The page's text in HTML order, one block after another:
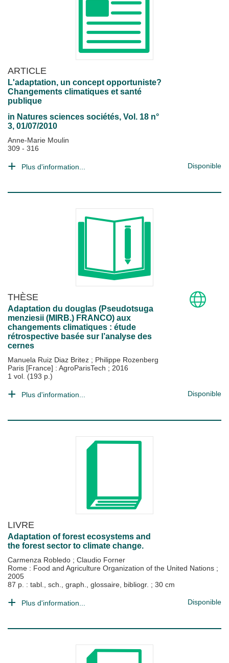
ARTICLE
L'adaptation, un concept opportuniste?
Changements climatiques et santé
publique
in Natures sciences sociétés, Vol. 18 n°
3, 01/07/2010
Anne-Marie Moulin
309 - 316
Plus d'information... Disponible
THÈSE
Adaptation du douglas (Pseudotsuga
menziesii (MIRB.) FRANCO) aux
changements climatiques : étude
rétrospective basée sur l’analyse des
cernes
Manuela Ruiz Diaz Britez ; Philippe Rozenberg
Paris [France] : AgroParisTech ; 2016
1 vol. (193 p.)
Plus d'information... Disponible
LIVRE
Adaptation of forest ecosystems and
the forest sector to climate change.
Carmenza Robledo ; Claudio Forner
Rome : Food and Agriculture Organization of the United Nations ;
2005
87 p. : tabl., sch., graph., glossaire, bibliogr. ; 30 cm
Plus d'information... Disponible